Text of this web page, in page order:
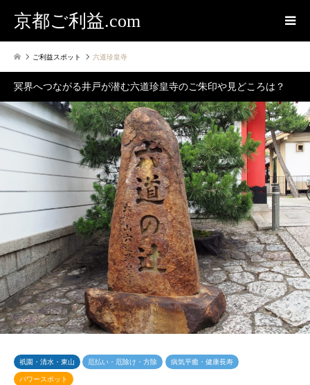
京都ご利益.com
ご利益スポット 六道珍皇寺
冥界へつながる井戸が潜む六道珍皇寺のご朱印や見どころは？
祇園・清水・東山 厄払い・厄除け・方除 病気平癒・健康長寿
パワースポット